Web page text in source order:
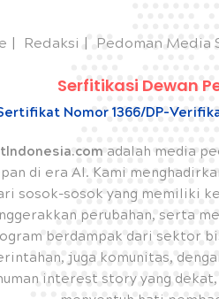
Redaksi Pedoman Media
Serfitikasi Dewan
Nomor 1366/DP-
adalah media
di era AI. Kami
sosok-sosok yang memiliki
perubahan, serta
berdampak dari sektor
juga komunitas,
interest story yang dekat,